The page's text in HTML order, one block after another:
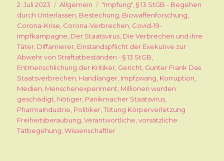
Veröffentlicht
am
2. Juli 2023 Kategorien
Allgemein Schlagwörter
"Impfung" ,§ 13 StGB - Begehen
durch Unterlassen Bestechung Biowaffenforschung
Corona-Krise Corona-Verbrechen Covid-19-
Impfkampagne Der Staatsvirus Die Verbrechen und ihre
Täter Diffamierer Einstandspflicht der Exekutive zur
Abwehr von Straftatbeständen - § 13 StGB
Entmenschlichung der Kritiker Gericht Gunter Frank Das
Staatsverbrechen Handlanger Impfzwang Korruption
Medien Menschenexperiment Millionen wurden
geschädigt Nötiger Panikmacher Staatsvirus
PharmaIndustrie Politiker ,Tötung Körperverletzung
Freiheitsberaubung ,Verantwortliche ,vorsätzliche
Tatbegehung ,Wissenschaftler